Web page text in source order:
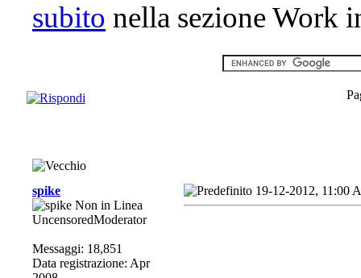
subito nella sezione Work
spike
UncensoredModerator
Messaggi: 18,851
Data registrazione: Apr
19-12-2012, 11:00